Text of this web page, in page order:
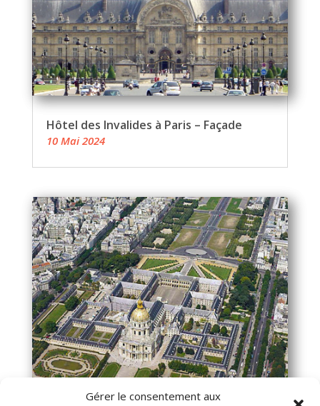
Gérer le consentement aux
Hôtel des Invalides à Paris – Façade
10 Mai 2024